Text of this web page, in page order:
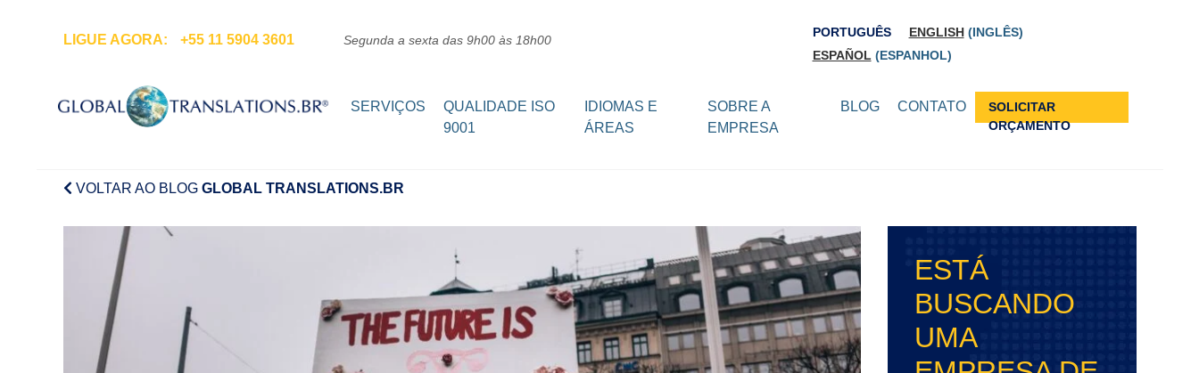
LIGUE AGORA:
+55 11 5904 3601 Segunda a sexta das 9h00 às 18h00
PORTUGUÊS ENGLISH(INGLÊS)
ESPAÑOL(ESPANHOL)
SERVIÇOS
QUALIDADE ISO
9001
IDIOMAS E
ÁREAS
SOBRE A
EMPRESA
BLOG CONTATO
SOLICITAR
ORÇAMENTO
VOLTAR AO BLOG GLOBAL TRANSLATIONS.BR
ESTÁ
BUSCANDO
UMA